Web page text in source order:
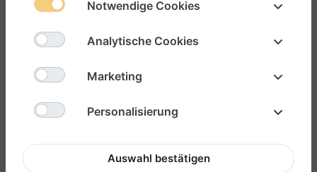
Lederarmband für
Notwendige Cookies
Analytische Cookies
Marketing
Personalisierung
Auswahl bestätigen